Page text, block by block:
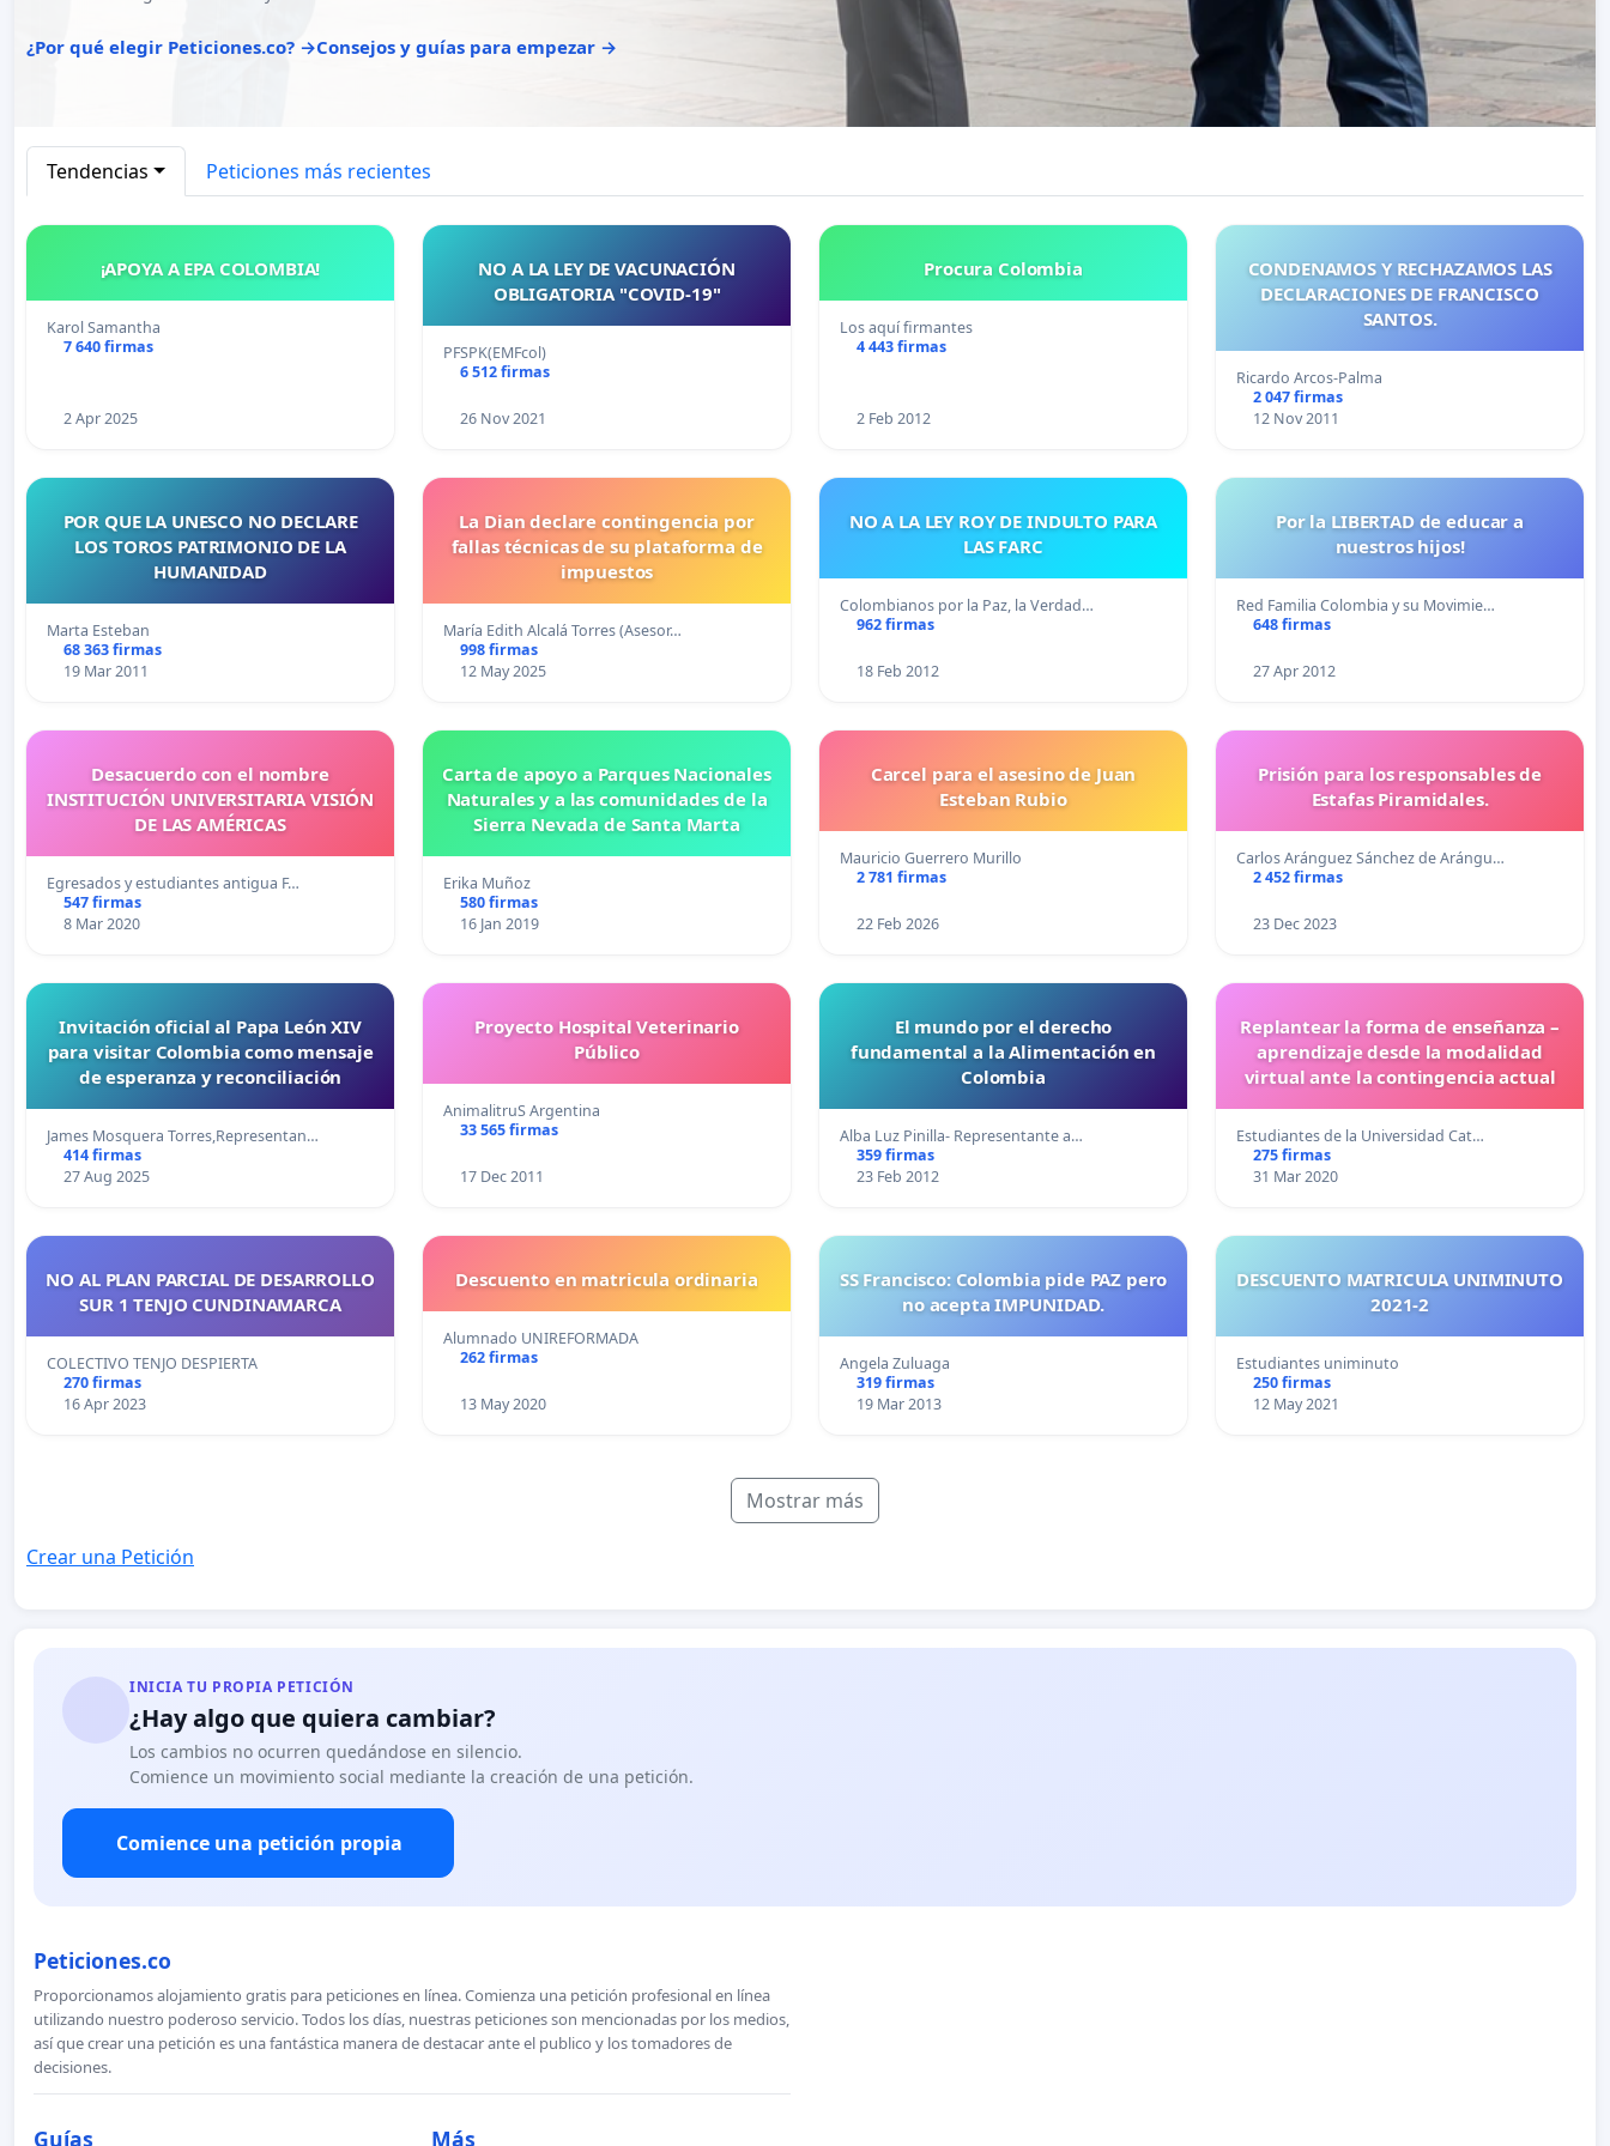
¿Por qué elegir Peticiones.co? →Consejos y guías para empezar →
Tendencias Peticiones más recientes
¡APOYA A EPA COLOMBIA!
Karol Samantha
7 640 firmas
2 Apr 2025
NO A LA LEY DE VACUNACIÓN
OBLIGATORIA "COVID-19"
PFSPK(EMFcol)
6 512 firmas
26 Nov 2021
Procura Colombia
Los aquí firmantes
4 443 firmas
2 Feb 2012
CONDENAMOS Y RECHAZAMOS LAS
DECLARACIONES DE FRANCISCO
SANTOS.
Ricardo Arcos-Palma
2 047 firmas
12 Nov 2011
POR QUE LA UNESCO NO DECLARE
LOS TOROS PATRIMONIO DE LA
HUMANIDAD
Marta Esteban
68 363 firmas
19 Mar 2011
La Dian declare contingencia por
fallas técnicas de su plataforma de
impuestos
María Edith Alcalá Torres (Asesor…
998 firmas
12 May 2025
NO A LA LEY ROY DE INDULTO PARA
LAS FARC
Colombianos por la Paz, la Verdad…
962 firmas
18 Feb 2012
Por la LIBERTAD de educar a
nuestros hijos!
Red Familia Colombia y su Movimie…
648 firmas
27 Apr 2012
Desacuerdo con el nombre
INSTITUCIÓN UNIVERSITARIA VISIÓN
DE LAS AMÉRICAS
Egresados y estudiantes antigua F…
547 firmas
8 Mar 2020
Carta de apoyo a Parques Nacionales
Naturales y a las comunidades de la
Sierra Nevada de Santa Marta
Erika Muñoz
580 firmas
16 Jan 2019
Carcel para el asesino de Juan
Esteban Rubio
Mauricio Guerrero Murillo
2 781 firmas
22 Feb 2026
Prisión para los responsables de
Estafas Piramidales.
Carlos Aránguez Sánchez de Arángu…
2 452 firmas
23 Dec 2023
Invitación oficial al Papa León XIV
para visitar Colombia como mensaje
de esperanza y reconciliación
James Mosquera Torres,Representan…
414 firmas
27 Aug 2025
Proyecto Hospital Veterinario
Público
AnimalitruS Argentina
33 565 firmas
17 Dec 2011
El mundo por el derecho
fundamental a la Alimentación en
Colombia
Alba Luz Pinilla- Representante a…
359 firmas
23 Feb 2012
Replantear la forma de enseñanza –
aprendizaje desde la modalidad
virtual ante la contingencia actual
Estudiantes de la Universidad Cat…
275 firmas
31 Mar 2020
NO AL PLAN PARCIAL DE DESARROLLO
SUR 1 TENJO CUNDINAMARCA
COLECTIVO TENJO DESPIERTA
270 firmas
16 Apr 2023
Descuento en matricula ordinaria
Alumnado UNIREFORMADA
262 firmas
13 May 2020
SS Francisco: Colombia pide PAZ pero
no acepta IMPUNIDAD.
Angela Zuluaga
319 firmas
19 Mar 2013
DESCUENTO MATRICULA UNIMINUTO
2021-2
Estudiantes uniminuto
250 firmas
12 May 2021
Mostrar más
Crear una Petición
INICIA TU PROPIA PETICIÓN
¿Hay algo que quiera cambiar?
Los cambios no ocurren quedándose en silencio.
Comience un movimiento social mediante la creación de una petición.
Comience una petición propia
Peticiones.co
Proporcionamos alojamiento gratis para peticiones en línea. Comienza una petición profesional en línea
utilizando nuestro poderoso servicio. Todos los días, nuestras peticiones son mencionadas por los medios,
así que crear una petición es una fantástica manera de destacar ante el publico y los tomadores de
decisiones.
Guías Más